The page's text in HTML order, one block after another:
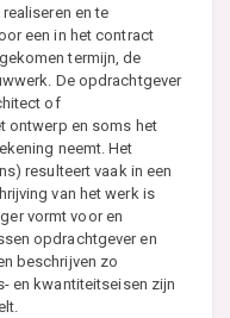
en te
een in het contract
termijn, de
De opdrachtgever
of
ontwerp en soms het
neemt. Het
resulteert vaak in een
van het werk is
vormt voor en
opdrachtgever en
beschrijven zo
en kwantiteitseisen zijn